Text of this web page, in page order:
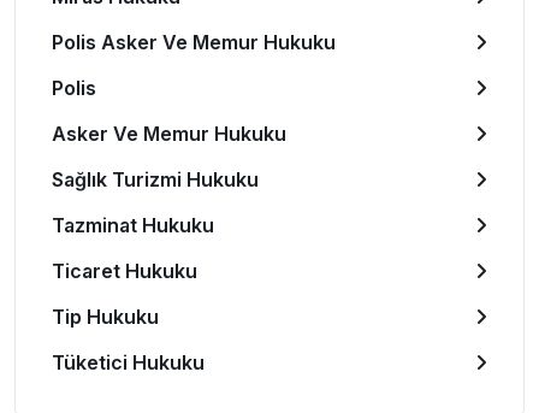
Polis Asker Ve Memur Hukuku
Polis
Asker Ve Memur Hukuku
Sağlık Turizmi Hukuku
Tazminat Hukuku
Ticaret Hukuku
Tip Hukuku
Tüketici Hukuku